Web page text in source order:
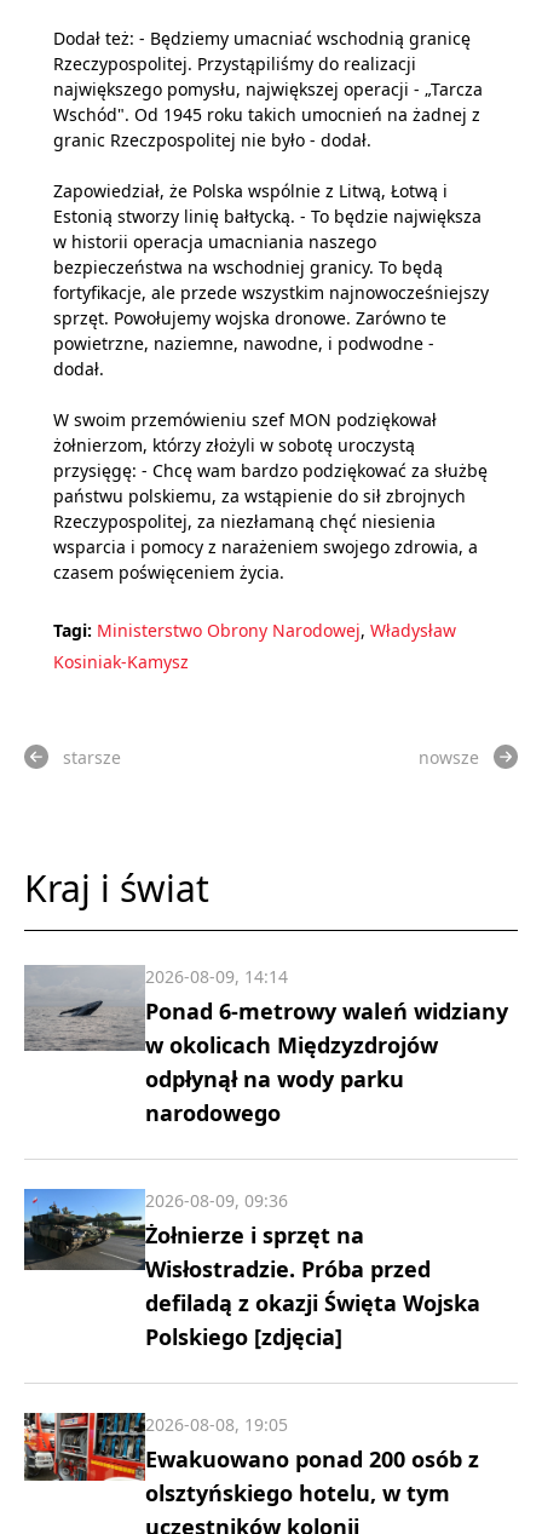
Dodał też: - Będziemy umacniać wschodnią granicę
Rzeczypospolitej. Przystąpiliśmy do realizacji
największego pomysłu, największej operacji - „Tarcza
Wschód". Od 1945 roku takich umocnień na żadnej z
granic Rzeczpospolitej nie było - dodał.
Zapowiedział, że Polska wspólnie z Litwą, Łotwą i
Estonią stworzy linię bałtycką. - To będzie największa
w historii operacja umacniania naszego
bezpieczeństwa na wschodniej granicy. To będą
fortyfikacje, ale przede wszystkim najnowocześniejszy
sprzęt. Powołujemy wojska dronowe. Zarówno te
powietrzne, naziemne, nawodne, i podwodne -
dodał.
W swoim przemówieniu szef MON podziękował
żołnierzom, którzy złożyli w sobotę uroczystą
przysięgę: - Chcę wam bardzo podziękować za służbę
państwu polskiemu, za wstąpienie do sił zbrojnych
Rzeczypospolitej, za niezłamaną chęć niesienia
wsparcia i pomocy z narażeniem swojego zdrowia, a
czasem poświęceniem życia.
Tagi: Ministerstwo Obrony Narodowej, Władysław
Kosiniak-Kamysz
starsze nowsze
Kraj i świat
Ponad 6-metrowy waleń widziany
w okolicach Międzyzdrojów
odpłynął na wody parku
narodowego
2026-08-09, 14:14
Żołnierze i sprzęt na
Wisłostradzie. Próba przed
defiladą z okazji Święta Wojska
Polskiego [zdjęcia]
2026-08-09, 09:36
Ewakuowano ponad 200 osób z
olsztyńskiego hotelu, w tym
uczestników kolonii
2026-08-08, 19:05